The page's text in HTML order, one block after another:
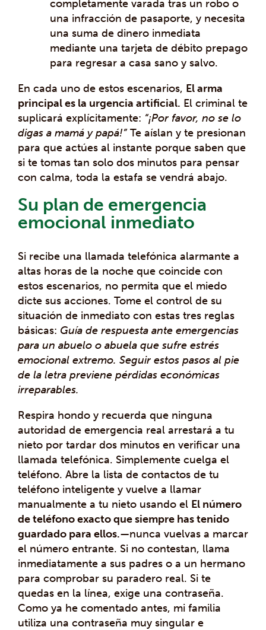
completamente varada tras un robo o
una infracción de pasaporte, y necesita
una suma de dinero inmediata
mediante una tarjeta de débito prepago
para regresar a casa sano y salvo.
En cada uno de estos escenarios, El arma
principal es la urgencia artificial. El criminal te
suplicará explícitamente: “¡Por favor, no se lo
digas a mamá y papá!”Te aíslan y te presionan
para que actúes al instante porque saben que
si te tomas tan solo dos minutos para pensar
con calma, toda la estafa se vendrá abajo.
Su plan de emergencia
emocional inmediato
Si recibe una llamada telefónica alarmante a
altas horas de la noche que coincide con
estos escenarios, no permita que el miedo
dicte sus acciones. Tome el control de su
situación de inmediato con estas tres reglas
básicas: Guía de respuesta ante emergencias
para un abuelo o abuela que sufre estrés
emocional extremo. Seguir estos pasos al pie
de la letra previene pérdidas económicas
irreparables.
Respira hondo y recuerda que ninguna
autoridad de emergencia real arrestará a tu
nieto por tardar dos minutos en verificar una
llamada telefónica. Simplemente cuelga el
teléfono. Abre la lista de contactos de tu
teléfono inteligente y vuelve a llamar
manualmente a tu nieto usando el El número
de teléfono exacto que siempre has tenido
guardado para ellos.—nunca vuelvas a marcar
el número entrante. Si no contestan, llama
inmediatamente a sus padres o a un hermano
para comprobar su paradero real. Si te
quedas en la línea, exige una contraseña.
Como ya he comentado antes, mi familia
utiliza una contraseña muy singular e